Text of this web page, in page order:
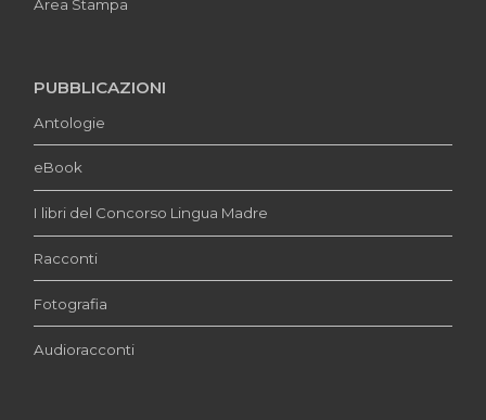
Area Stampa
PUBBLICAZIONI
Antologie
eBook
I libri del Concorso Lingua Madre
Racconti
Fotografia
Audioracconti